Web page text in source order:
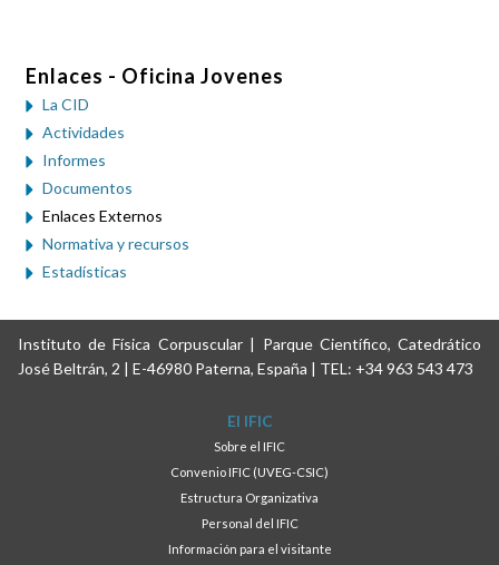
Enlaces - Oficina Jovenes
La CID
Actividades
Informes
Documentos
Enlaces Externos
Normativa y recursos
Estadísticas
Instituto de Física Corpuscular | Parque Científico, Catedrático
José Beltrán, 2 | E-46980 Paterna, España | TEL: +34 963 543 473
El IFIC
Sobre el IFIC
Convenio IFIC (UVEG-CSIC)
Estructura Organizativa
Personal del IFIC
Información para el visitante